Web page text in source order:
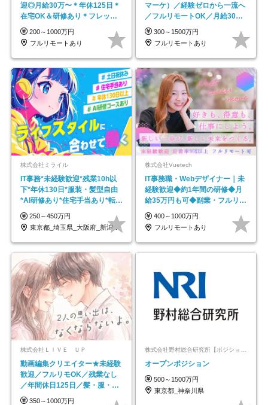
迎◎⽉給30万〜＊年休125⽇＊
在宅OK＆研修あり＊フレック
ス
200～1000万円
フルリモートあり
マーケ）／経験ゼロから一流へ
／フルリモートOK／月給30万
円～／年休130日以上
300～1500万円
フルリモートあり
株式会社ミライル
IT事務*未経験歓迎*残業10h以
下*年休130日*服装・髪型自由
*AI研修あり*住宅手当あり*転勤
なし
250～450万円
東京都_埼玉県_大阪府_新潟県_福岡県
株式会社Vuetech
IT事務職・Webデザイナー｜未
経験歓迎◆約1年間の研修◆月
給35万円も可◆副業・フルリモ
ート可◆年休126日
400～1000万円
フルリモートあり
株式会社ＬＩＶＥ ＵＰ
動画編集クリエイター★未経験
歓迎／フルリモOK／残業なし
／年間休日125日／髪・服・ネ
イル自由／研修充実で安心
350～1000万円
オープンポジション
500～1500万円
東京都_神奈川県